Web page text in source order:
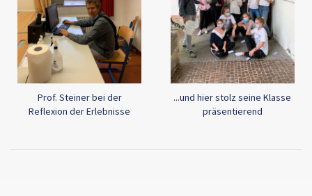
...und hier stolz seine Klasse
präsentierend
Prof. Steiner bei der
Reflexion der Erlebnisse